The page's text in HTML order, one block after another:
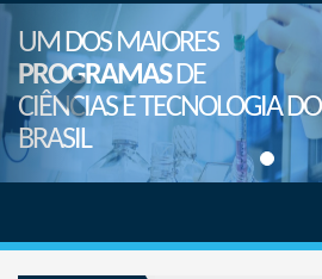
UM DOS MAIORES
PROGRAMASDE
CIÊNCIAS E TECNOLOGIA DO
BRASIL